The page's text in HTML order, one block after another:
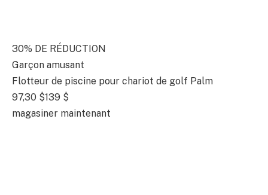
30% DE RÉDUCTION
Garçon amusant
Flotteur de piscine pour chariot de golf Palm
97,30 $139 $
magasiner maintenant